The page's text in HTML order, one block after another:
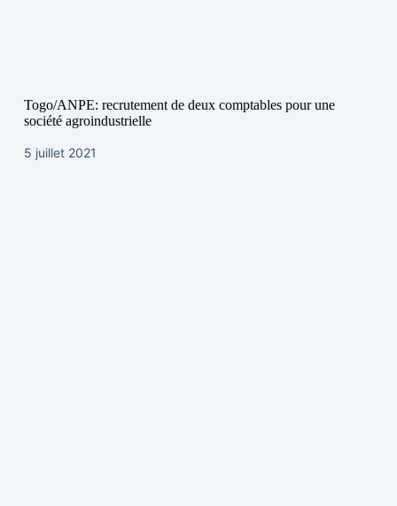
Togo/ANPE: recrutement de deux comptables pour une
société agroindustrielle
5 juillet 2021